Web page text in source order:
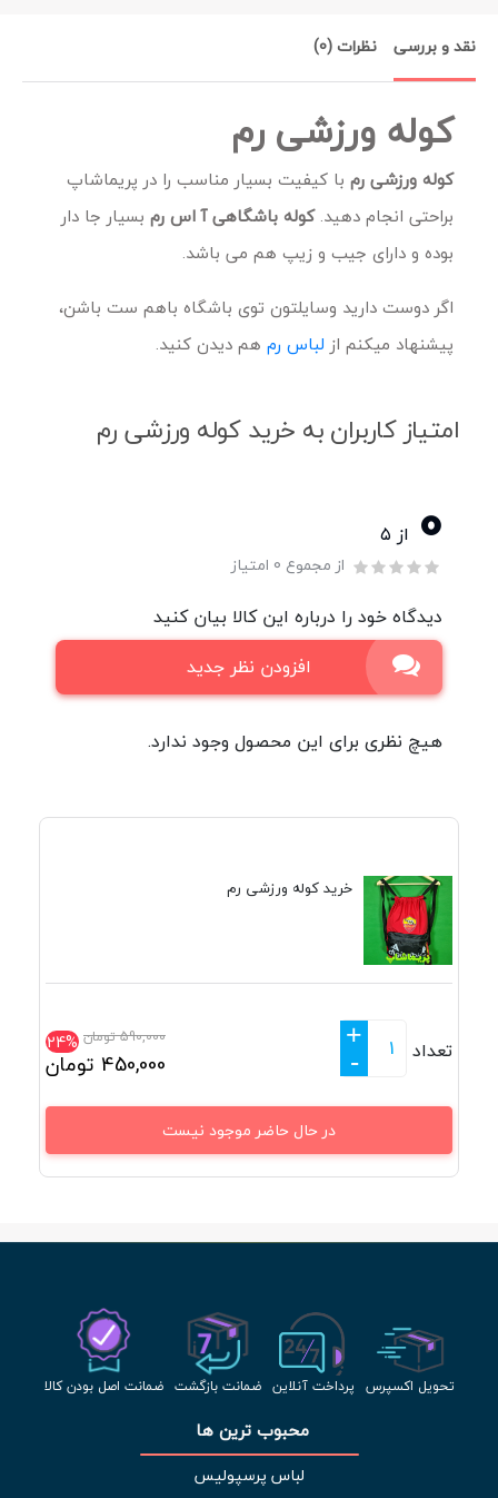
نقد و بررسی نظرات (0)
کوله ورزشی رم
کوله ورزشی رم با کیفیت بسیار مناسب را در پریماشاپ
براحتی انجام دهید.کوله باشگاهی آ اس رم بسیار جا دار
بوده و دارای جیب و زیپ هم می باشد.
اگر دوست دارید وسایلتون توی باشگاه باهم ست باشن،
پیشنهاد میکنم از لباس رم هم دیدن کنید.
امتیاز کاربران به خرید کوله ورزشی رم
0 از ۵
از مجموع 0 امتیاز
دیدگاه خود را درباره این کالا بیان کنید
افزودن نظر جدید
هیچ نظری برای این محصول وجود ندارد.
خرید کوله ورزشی رم
24% 590,000تومان
450,000 تومان تعداد
+
-
در حال حاضر موجود نیست
تحویل اکسپرس پرداخت آنلاین ضمانت بازگشت ضمانت اصل بودن کالا
محبوب ترین ها
لباس پرسپولیس